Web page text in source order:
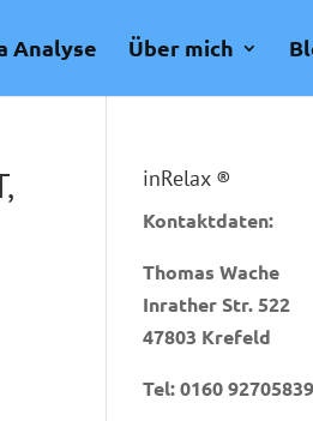
Analyse Über mich
inRelax ®
Kontaktdaten:
Thomas Wache
Inrather Str. 522
47803 Krefeld
Tel:0160 92705839